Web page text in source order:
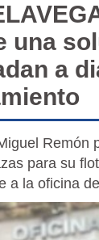
una
a
Remón
para su
a la oficina